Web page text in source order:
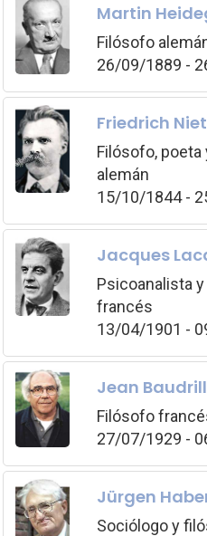
Martin
Filósofo
26/09/1889 -
Friedrich
Filósofo, poeta
alemán
15/10/1844 -
Jacques
Psicoanalista
francés
13/04/1901 -
Jean
Filósofo
27/07/1929 -
Jürgen
Sociólogo y